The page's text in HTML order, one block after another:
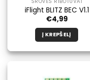
iFlight BLITZ BEC V1.1
€4,99
Į KREPŠELĮ